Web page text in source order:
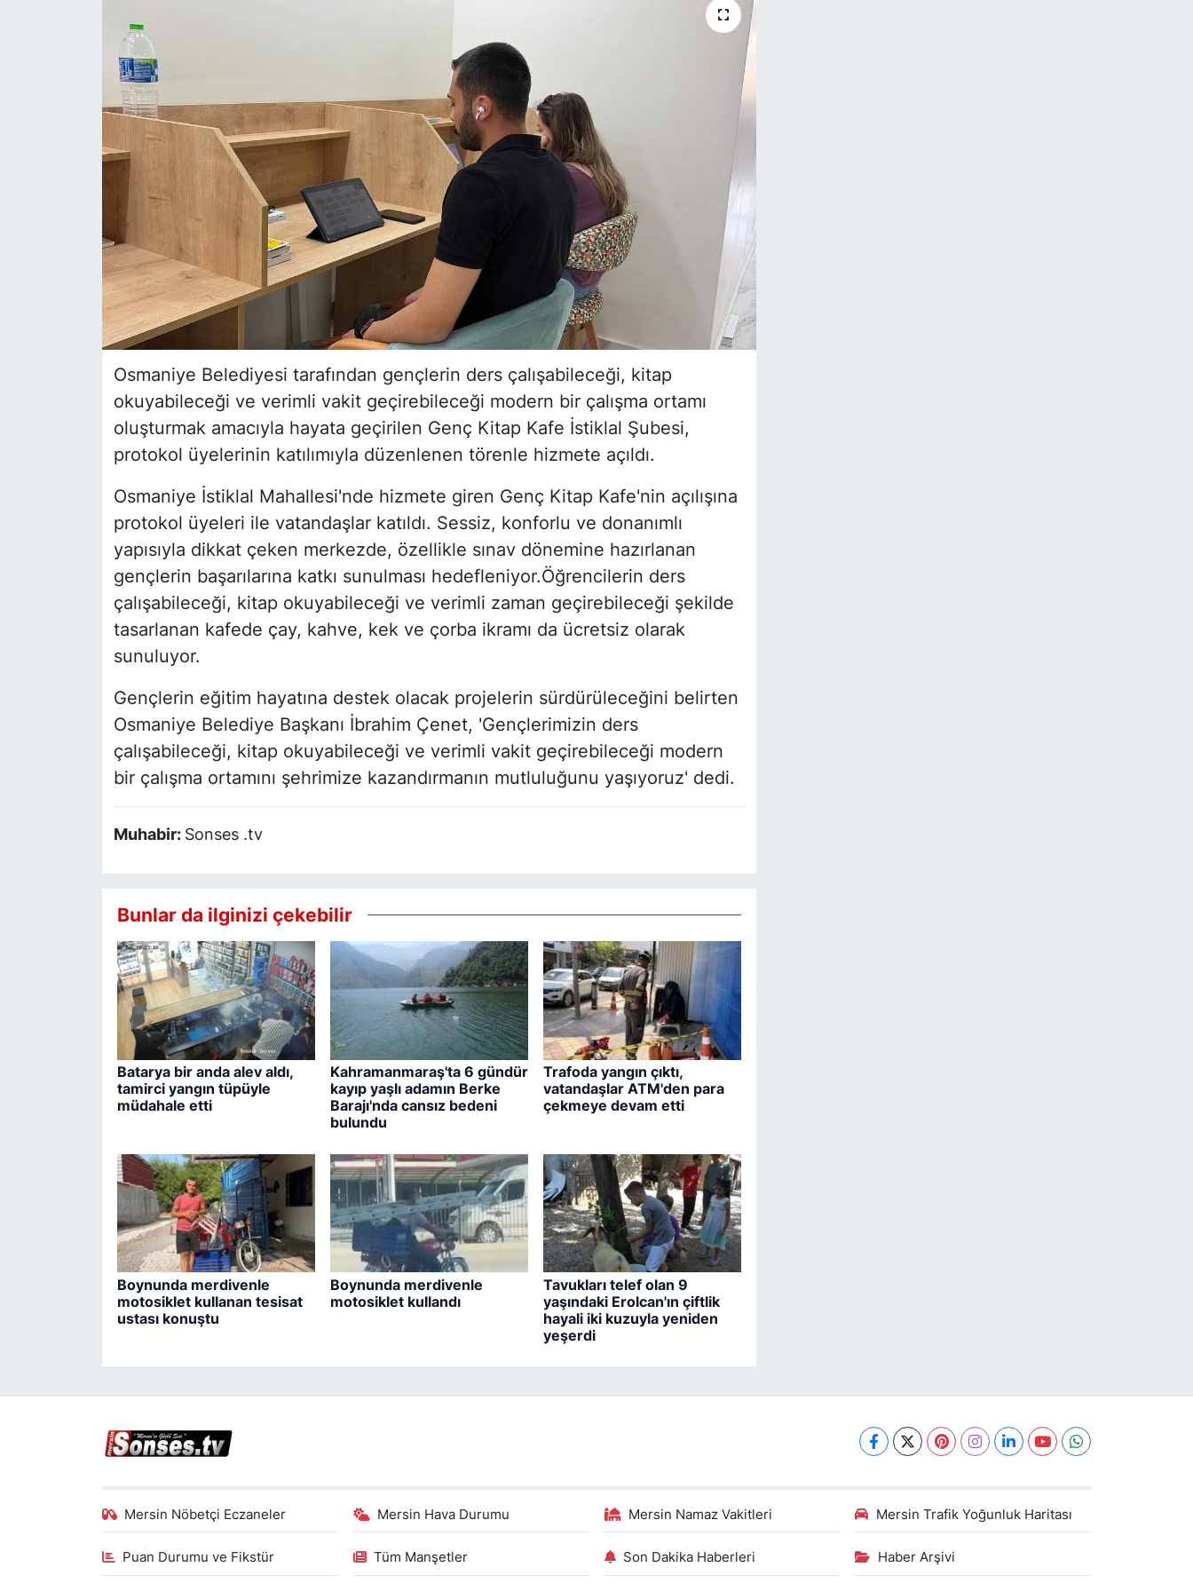
Osmaniye Belediyesi tarafından gençlerin ders çalışabileceği, kitap
okuyabileceği ve verimli vakit geçirebileceği modern bir çalışma ortamı
oluşturmak amacıyla hayata geçirilen Genç Kitap Kafe İstiklal Şubesi,
protokol üyelerinin katılımıyla düzenlenen törenle hizmete açıldı.
Osmaniye İstiklal Mahallesi'nde hizmete giren Genç Kitap Kafe'nin açılışına
protokol üyeleri ile vatandaşlar katıldı. Sessiz, konforlu ve donanımlı
yapısıyla dikkat çeken merkezde, özellikle sınav dönemine hazırlanan
gençlerin başarılarına katkı sunulması hedefleniyor.Öğrencilerin ders
çalışabileceği, kitap okuyabileceği ve verimli zaman geçirebileceği şekilde
tasarlanan kafede çay, kahve, kek ve çorba ikramı da ücretsiz olarak
sunuluyor.
Gençlerin eğitim hayatına destek olacak projelerin sürdürüleceğini belirten
Osmaniye Belediye Başkanı İbrahim Çenet, 'Gençlerimizin ders
çalışabileceği, kitap okuyabileceği ve verimli vakit geçirebileceği modern
bir çalışma ortamını şehrimize kazandırmanın mutluluğunu yaşıyoruz' dedi.
Muhabir: Sonses .tv
Bunlar da ilginizi çekebilir
Batarya bir anda alev aldı,
tamirci yangın tüpüyle
müdahale etti
Kahramanmaraş'ta 6 gündür
kayıp yaşlı adamın Berke
Barajı'nda cansız bedeni
bulundu
Trafoda yangın çıktı,
vatandaşlar ATM'den para
çekmeye devam etti
Boynunda merdivenle
motosiklet kullanan tesisat
ustası konuştu
Boynunda merdivenle
motosiklet kullandı
Tavukları telef olan 9
yaşındaki Erolcan'ın çiftlik
hayali iki kuzuyla yeniden
yeşerdi
Mersin Nöbetçi Eczaneler Mersin Hava Durumu Mersin Namaz Vakitleri Mersin Trafik Yoğunluk Haritası
Puan Durumu ve Fikstür Tüm Manşetler Son Dakika Haberleri Haber Arşivi
YEREL HABER
Haberde insan